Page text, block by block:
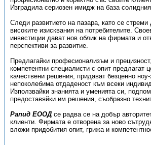
Изградила сериозен имидж на база
Следи развитието на пазара, като се стреми
високите изисквания на потребителите.
инвестиции дават нов облик на фирмата и
перспективи за развитие.
Предлагайки професионализъм и
компетентни специалисти с опит предлагат
качествени решения, придават безценно
непоколебима отдаденост към всеки
Използвайки знанията и уменията си,
предоставяйки им решения, съобразно
Рапид ЕООДсе радва се на добър
клиенти. Фирмата е отворена за ново
вложи придобития опит, грижа и